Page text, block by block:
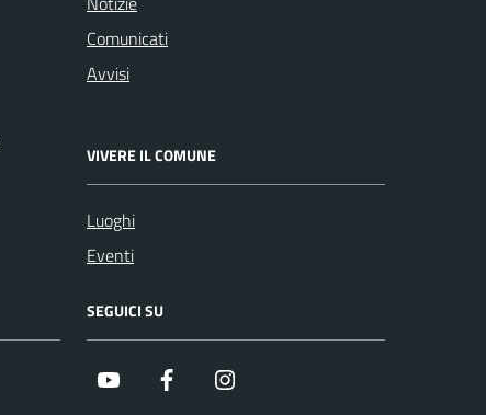
Comunicati
Avvisi
VIVERE IL COMUNE
Luoghi
Eventi
SEGUICI SU
Youtube Facebook